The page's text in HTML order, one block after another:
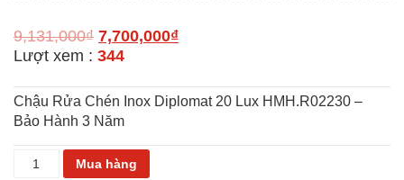
9,131,000₫ 7,700,000₫
Lượt xem : 344
Chậu Rửa Chén Inox Diplomat 20 Lux HMH.R02230 –
Bảo Hành 3 Năm
CHẬU
Mua hàng